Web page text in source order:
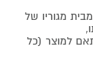
העולה על 50 מטרים מבית מגוריו של
למוצר (כל